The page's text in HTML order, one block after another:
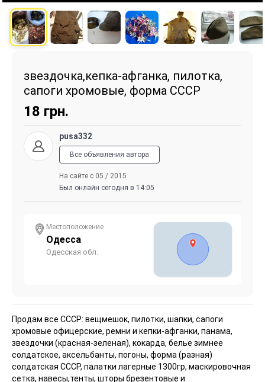
звездочка,кепка-афганка, пилотка,
сапоги хромовые, форма СССР
18 грн.
pusa332
Все объявления автора
На сайте с 05 / 2015
Был онлайн сегодня в 14:05
Местоположение
Одесса
Одесская обл.
Продам все СССР: вещмешок, пилотки, шапки, сапоги
хромовые офицерские, ремни и кепки-афганки, панама,
звездочки (красная-зеленая), кокарда, белье зимнее
солдатское, аксельбанты, погоны, форма (разная)
солдатская СССР, палатки лагерные 1300гр, маскировочная
сетка, навесы,тенты, шторы брезентовые и